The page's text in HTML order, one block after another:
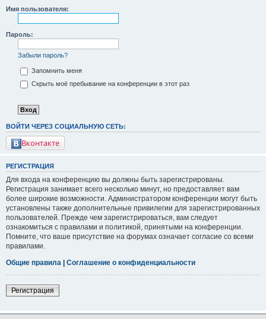
Имя пользователя:
Пароль:
Забыли пароль?
Запомнить меня
Скрыть моё пребывание на конференции в этот раз
ВОЙТИ ЧЕРЕЗ СОЦИАЛЬНУЮ СЕТЬ:
Вконтакте
РЕГИСТРАЦИЯ
Для входа на конференцию вы должны быть зарегистрированы.
Регистрация занимает всего несколько минут, но предоставляет вам
более широкие возможности. Администратором конференции могут быть
установлены также дополнительные привилегии для зарегистрированных
пользователей. Прежде чем зарегистрироваться, вам следует
ознакомиться с правилами и политикой, принятыми на конференции.
Помните, что ваше присутствие на форумах означает согласие со всеми
правилами.
Общие правила
Соглашение о конфиденциальности
Регистрация